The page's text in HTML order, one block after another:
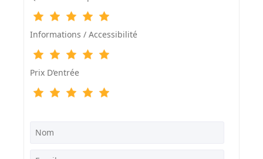
Informations / Accessibilité
Prix D‘entrée